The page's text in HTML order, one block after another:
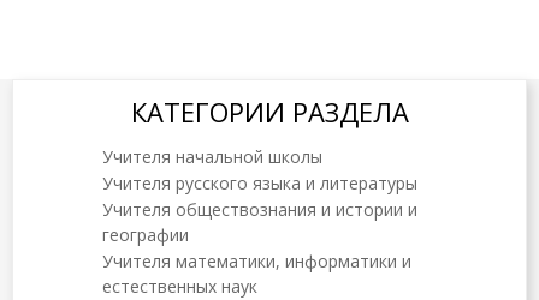
КАТЕГОРИИ РАЗДЕЛА
Учителя начальной школы
Учителя русского языка и литературы
Учителя обществознания и истории и
географии
Учителя математики, информатики и
естественных наук